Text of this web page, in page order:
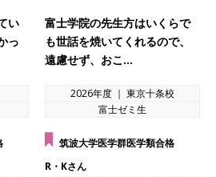
い
っ
富士学院の先生方はいくらで
も世話を焼いてくれるので、
遠慮せず、おこ…
2026年度 ｜ 東京十条校
富士ゼミ生
筑波大学医学群医学類合格
R・Kさん